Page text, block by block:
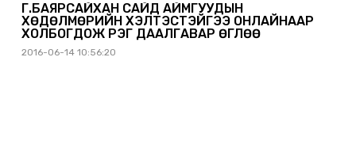
Г.БАЯРСАЙХАН САЙД АЙМГУУДЫН
ХӨДӨЛМӨРИЙН ХЭЛТЭСТЭЙГЭЭ ОНЛАЙНААР
ХОЛБОГДОЖ ҮҮРЭГ ДААЛГАВАР ӨГЛӨӨ
2016-06-14 10:56:20